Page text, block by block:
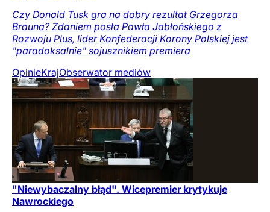
Czy Donald Tusk gra na dobry rezultat Grzegorza
Brauna? Zdaniem posła Pawła Jabłońskiego z
Rozwoju Plus, lider Konfederacji Korony Polskiej jest
"paradoksalnie" sojusznikiem premiera
OpinieKrajObserwator mediów
"Niewybaczalny błąd". Wicepremier krytykuje
Nawrockiego